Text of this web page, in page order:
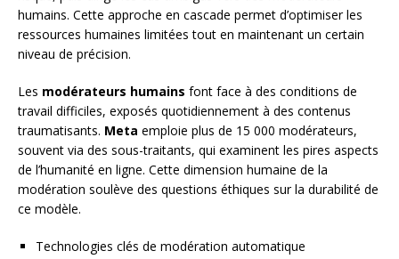
humains. Cette approche en cascade permet d’optimiser les
ressources humaines limitées tout en maintenant un certain
niveau de précision.
Les modérateurs humains font face à des conditions de
travail difficiles, exposés quotidiennement à des contenus
traumatisants. Meta emploie plus de 15 000 modérateurs,
souvent via des sous-traitants, qui examinent les pires aspects
de l’humanité en ligne. Cette dimension humaine de la
modération soulève des questions éthiques sur la durabilité de
ce modèle.
Technologies clés de modération automatique